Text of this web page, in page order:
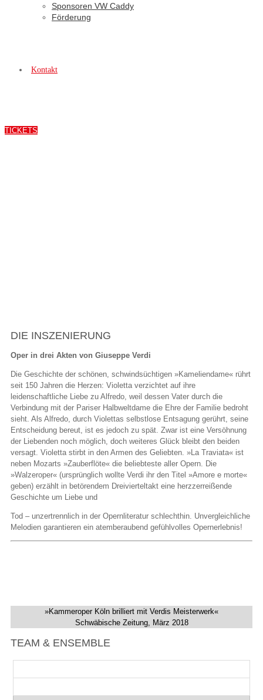
Sponsoren VW Caddy
Förderung
Kontakt
TICKETS
DIE INSZENIERUNG
Oper in drei Akten von Giuseppe Verdi
Die Geschichte der schönen, schwindsüchtigen »Kameliendame« rührt
seit 150 Jahren die Herzen: Violetta verzichtet auf ihre
leidenschaftliche Liebe zu Alfredo, weil dessen Vater durch die
Verbindung mit der Pariser Halbweltdame die Ehre der Familie bedroht
sieht. Als Alfredo, durch Violettas selbstlose Entsagung gerührt, seine
Entscheidung bereut, ist es jedoch zu spät. Zwar ist eine Versöhnung
der Liebenden noch möglich, doch weiteres Glück bleibt den beiden
versagt. Violetta stirbt in den Armen des Geliebten. »La Traviata« ist
neben Mozarts »Zauberflöte« die beliebteste aller Opern. Die
»Walzeroper« (ursprünglich wollte Verdi ihr den Titel »Amore e morte«
geben) erzählt in betörendem Dreivierteltakt eine herzzerreißende
Geschichte um Liebe und
Tod – unzertrennlich in der Opernliteratur schlechthin. Unvergleichliche
Melodien garantieren ein atemberaubend gefühlvolles Opernerlebnis!
»Kammeroper Köln brilliert mit Verdis Meisterwerk«
Schwäbische Zeitung, März 2018
TEAM & ENSEMBLE